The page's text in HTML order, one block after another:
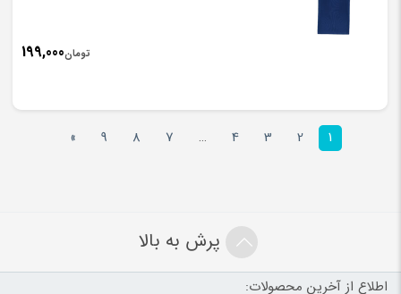
تومان199,000
1
2
3
4
…
7
8
9
»
پرش به بالا
اطلاع از آخرین محصولات: